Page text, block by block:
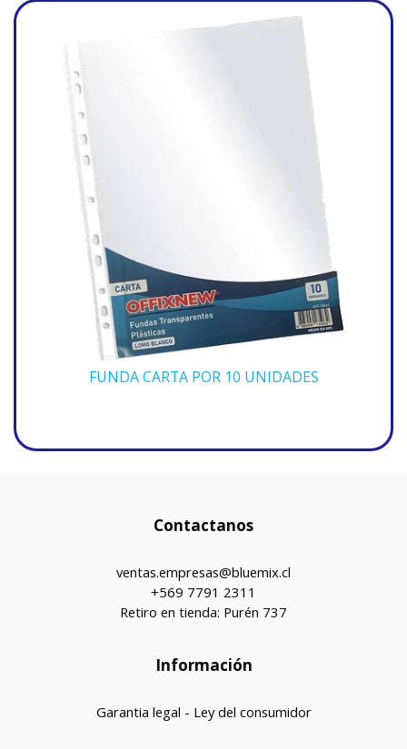
FUNDA CARTA POR 10 UNIDADES
Contactanos
ventas.empresas@bluemix.cl
+569 7791 2311
Retiro en tienda: Purén 737
Información
Garantia legal - Ley del consumidor